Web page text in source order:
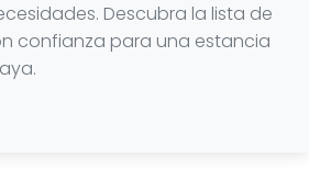
Descubra la lista de
confianza para una estancia